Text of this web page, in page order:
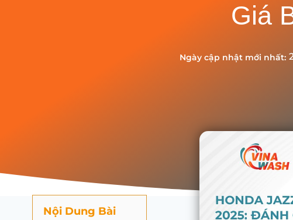
Giá
Ngày cập nhật mới nhất:
Nội Dung Bài